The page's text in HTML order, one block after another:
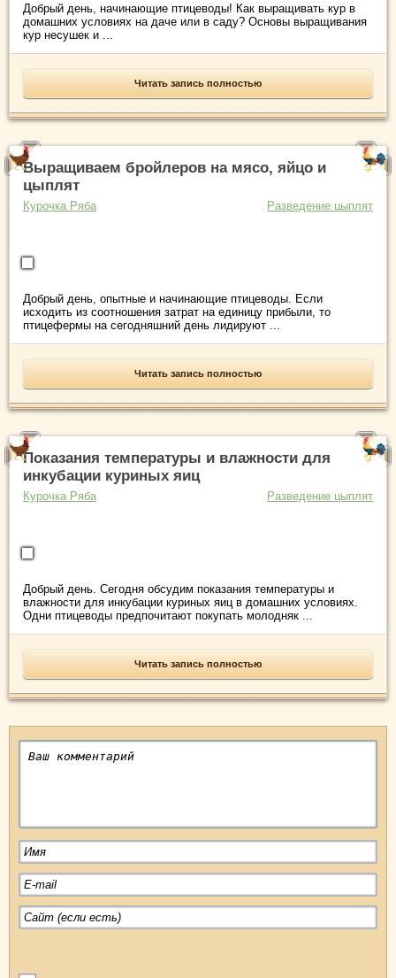
Добрый день, начинающие птицеводы! Как выращивать кур в
домашних условиях на даче или в саду? Основы выращивания
кур несушек и ...
Читать запись полностью
Выращиваем бройлеров на мясо, яйцо и
цыплят
Курочка Ряба Разведение цыплят
Добрый день, опытные и начинающие птицеводы. Если
исходить из соотношения затрат на единицу прибыли, то
птицефермы на сегодняшний день лидируют ...
Читать запись полностью
Показания температуры и влажности для
инкубации куриных яиц
Курочка Ряба Разведение цыплят
Добрый день. Сегодня обсудим показания температуры и
влажности для инкубации куриных яиц в домашних условиях.
Одни птицеводы предпочитают покупать молодняк ...
Читать запись полностью